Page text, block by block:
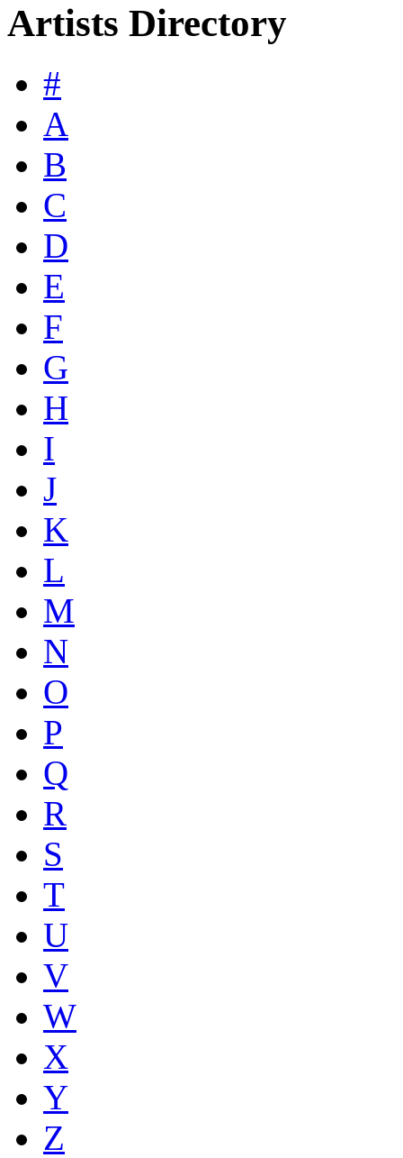
Artists Directory
#
A
B
C
D
E
F
G
H
I
J
K
L
M
N
O
P
Q
R
S
T
U
V
W
X
Y
Z